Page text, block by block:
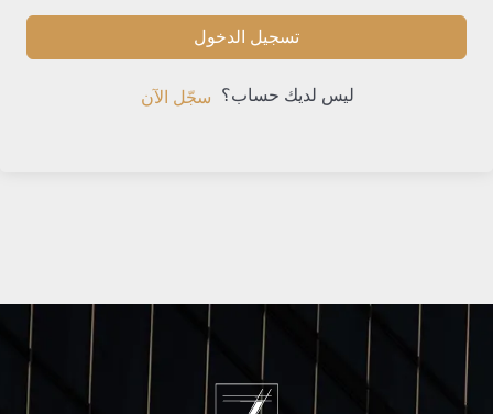
تسجيل الدخول
ليس لديك حساب؟ سجّل الآن